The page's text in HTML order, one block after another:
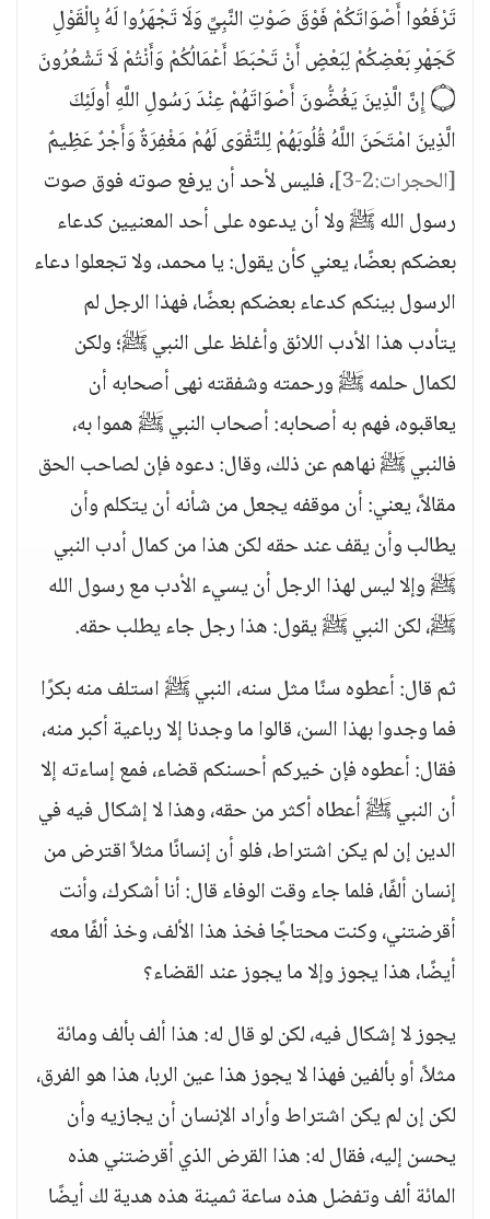
تَرْفَعُوا أَصْوَاتَكُمْ فَوْقَ صَوْتِ النَّبِيِّ وَلَا تَجْهَرُوا لَهُ بِالْقَوْلِ
كَجَهْرِ بَعْضِكُمْ لِبَعْضٍ أَنْ تَحْبَطَ أَعْمَالُكُمْ وَأَنْتُمْ لَا تَشْعُرُونَ
۝ إِنَّ الَّذِينَ يَغُضُّونَ أَصْوَاتَهُمْ عِنْدَ رَسُولِ اللَّهِ أُولَئِكَ
الَّذِينَ امْتَحَنَ اللَّهُ قُلُوبَهُمْ لِلتَّقْوَى لَهُمْ مَغْفِرَةٌ وَأَجْرٌ عَظِيمٌ
[الحجرات:2-3]
، فليس لأحد أن يرفع صوته فوق صوت
رسول الله ﷺ ولا أن يدعوه على أحد المعنيين كدعاء
بعضكم بعضًا، يعني كأن يقول: يا محمد، ولا تجعلوا دعاء
الرسول بينكم كدعاء بعضكم بعضًا، فهذا الرجل لم
يتأدب هذا الأدب اللائق وأغلظ على النبي ﷺ؛ ولكن
لكمال حلمه ﷺ ورحمته وشفقته نهى أصحابه أن
يعاقبوه، فهم به أصحابه: أصحاب النبي ﷺ هموا به،
فالنبي ﷺ نهاهم عن ذلك، وقال: دعوه فإن لصاحب الحق
مقالاً، يعني: أن موقفه يجعل من شأنه أن يتكلم وأن
يطالب وأن يقف عند حقه لكن هذا من كمال أدب النبي
ﷺ وإلا ليس لهذا الرجل أن يسيء الأدب مع رسول الله
ﷺ، لكن النبي ﷺ يقول: هذا رجل جاء يطلب حقه.
ثم قال: أعطوه سنًا مثل سنه، النبي ﷺ استلف منه بكرًا
فما وجدوا بهذا السن، قالوا ما وجدنا إلا رباعية أكبر منه،
فقال: أعطوه فإن خيركم أحسنكم قضاء، فمع إساءته إلا
أن النبي ﷺ أعطاه أكثر من حقه، وهذا لا إشكال فيه في
الدين إن لم يكن اشتراط، فلو أن إنسانًا مثلاً اقترض من
إنسان ألفًا، فلما جاء وقت الوفاء قال: أنا أشكرك، وأنت
أقرضتني، وكنت محتاجًا فخذ هذا الألف، وخذ ألفًا معه
أيضًا، هذا يجوز وإلا ما يجوز عند القضاء؟
يجوز لا إشكال فيه، لكن لو قال له: هذا ألف بألف ومائة
مثلاً، أو بألفين فهذا لا يجوز هذا عين الربا، هذا هو الفرق،
لكن إن لم يكن اشتراط وأراد الإنسان أن يجازيه وأن
يحسن إليه، فقال له: هذا القرض الذي أقرضتني هذه
المائة ألف وتفضل هذه ساعة ثمينة هذه هدية لك أيضًا